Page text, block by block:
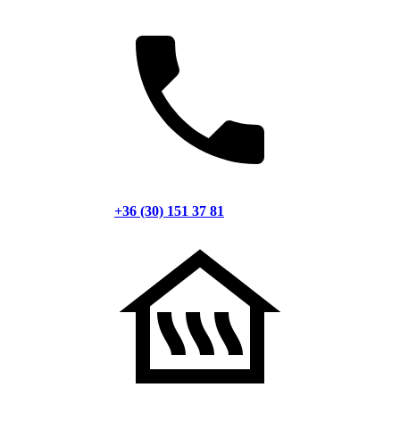
+36 (30) 151 37 81